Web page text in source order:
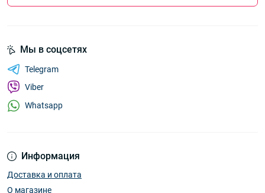
Информация
Доставка и оплата
О магазине
Мы в соцсетях
Telegram
Viber
Whatsapp